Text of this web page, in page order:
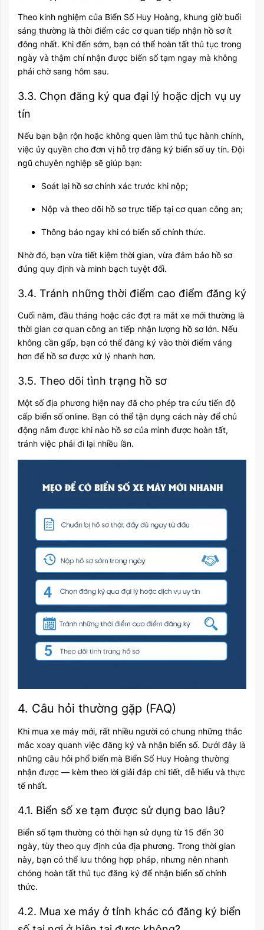
Theo kinh nghiệm của Biển Số Huy Hoàng, khung giờ buổi
sáng thường là thời điểm các cơ quan tiếp nhận hồ sơ ít
đông nhất. Khi đến sớm, bạn có thể hoàn tất thủ tục trong
ngày và thậm chí nhận được biển số tạm ngay mà không
phải chờ sang hôm sau.
3.3. Chọn đăng ký qua đại lý hoặc dịch vụ uy
tín
Nếu bạn bận rộn hoặc không quen làm thủ tục hành chính,
việc ủy quyền cho đơn vị hỗ trợ đăng ký biển số uy tín. Đội
ngũ chuyên nghiệp sẽ giúp bạn:
Soát lại hồ sơ chính xác trước khi nộp;
Nộp và theo dõi hồ sơ trực tiếp tại cơ quan công an;
Thông báo ngay khi có biển số chính thức.
Nhờ đó, bạn vừa tiết kiệm thời gian, vừa đảm bảo hồ sơ
đúng quy định và minh bạch tuyệt đối.
3.4. Tránh những thời điểm cao điểm đăng ký
Cuối năm, đầu tháng hoặc các đợt ra mắt xe mới thường là
thời gian cơ quan công an tiếp nhận lượng hồ sơ lớn. Nếu
không cần gấp, bạn có thể đăng ký vào thời điểm vắng
hơn để hồ sơ được xử lý nhanh hơn.
3.5. Theo dõi tình trạng hồ sơ
Một số địa phương hiện nay đã cho phép tra cứu tiến độ
cấp biển số online. Bạn có thể tận dụng cách này để chủ
động nắm được khi nào hồ sơ của mình được hoàn tất,
tránh việc phải đi lại nhiều lần.
4. Câu hỏi thường gặp (FAQ)
Khi mua xe máy mới, rất nhiều người có chung những thắc
mắc xoay quanh việc đăng ký và nhận biển số. Dưới đây là
những câu hỏi phổ biến mà Biển Số Huy Hoàng thường
nhận được — kèm theo lời giải đáp chi tiết, dễ hiểu và thực
tế nhất.
4.1. Biển số xe tạm được sử dụng bao lâu?
Biển số tạm thường có thời hạn sử dụng từ 15 đến 30
ngày, tùy theo quy định của địa phương. Trong thời gian
này, bạn có thể lưu thông hợp pháp, nhưng nên nhanh
chóng hoàn tất thủ tục đăng ký để nhận biển số chính
thức.
4.2. Mua xe máy ở tỉnh khác có đăng ký biển